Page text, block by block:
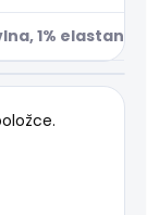
1% elastan